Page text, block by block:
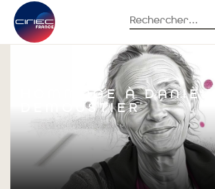
Rechercher :
Accueil La vie du CIRIEC Hommage à
HOMMAGE À
DEMOUSTIER